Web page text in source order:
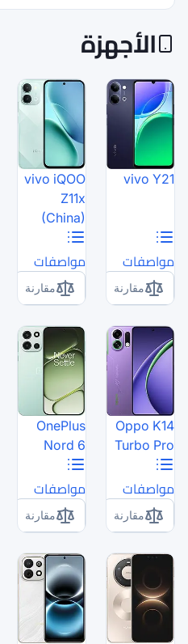
vivo iQOO
مواصفات
مقارنة
Oppo K14
Turbo
مواصفات
مقارنة
vivo
X300s
مواصفات
مقارنة
Huawei
Enjoy 90
مواصفات
مقارنة